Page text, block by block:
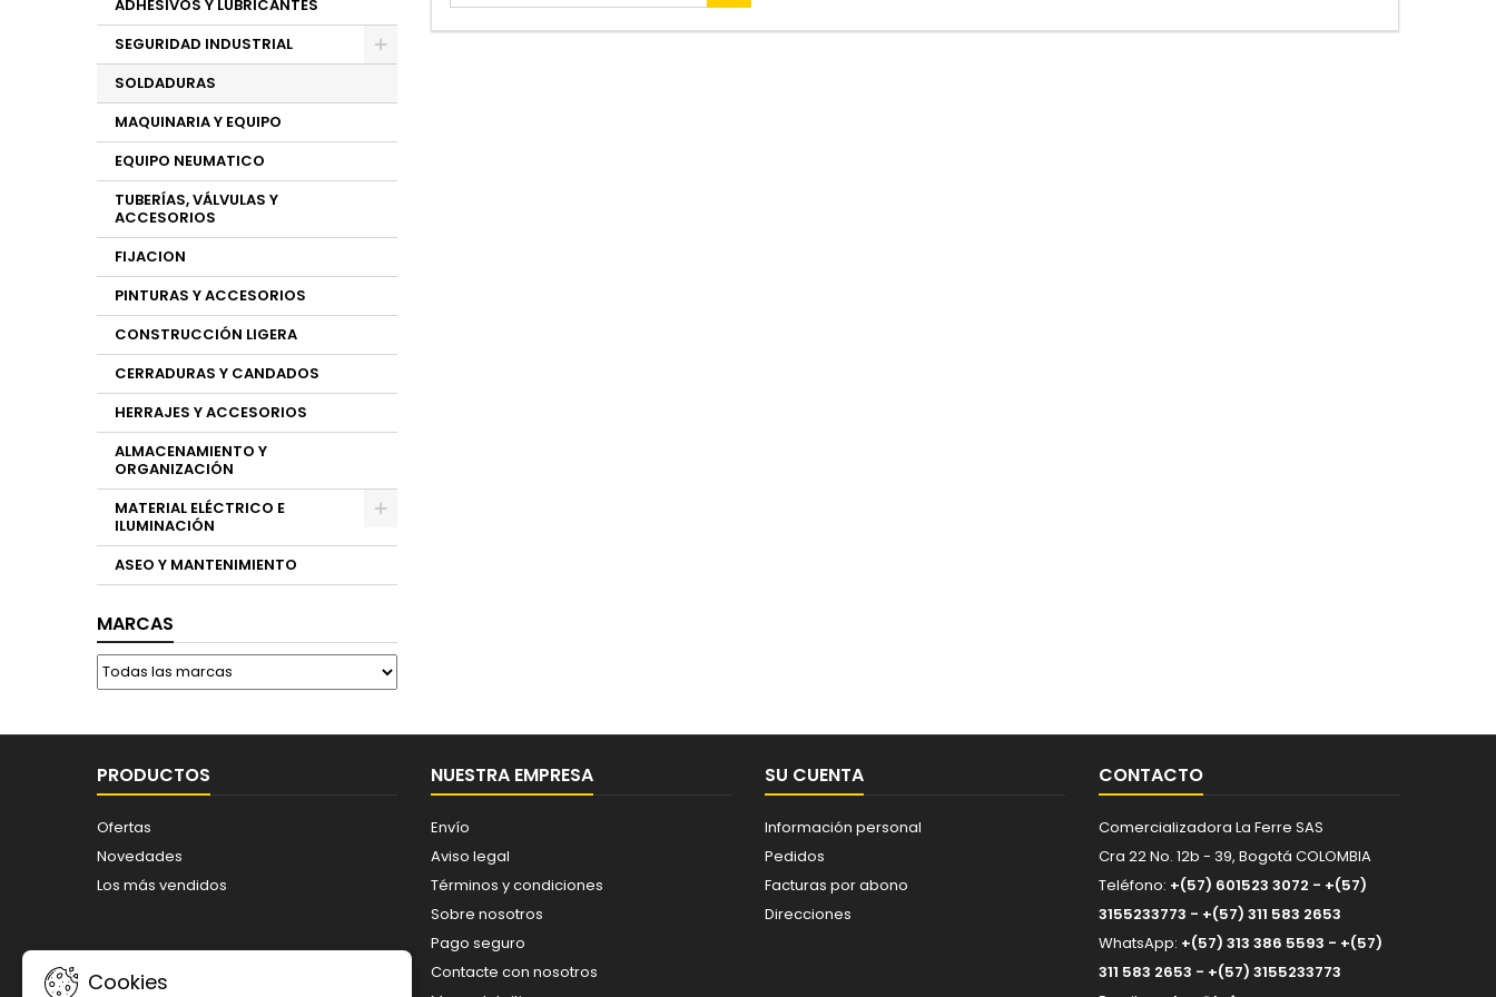
ADHESIVOS Y LUBRICANTES
SEGURIDAD INDUSTRIAL
SOLDADURAS
MAQUINARIA Y EQUIPO
EQUIPO NEUMATICO
TUBERÍAS, VÁLVULAS Y
ACCESORIOS
FIJACION
PINTURAS Y ACCESORIOS
CONSTRUCCIÓN LIGERA
CERRADURAS Y CANDADOS
HERRAJES Y ACCESORIOS
ALMACENAMIENTO Y
ORGANIZACIÓN
MATERIAL ELÉCTRICO E
ILUMINACIÓN
ASEO Y MANTENIMIENTO
MARCAS
PRODUCTOS
Ofertas
Novedades
Los más vendidos
NUESTRA EMPRESA
Envío
Aviso legal
Términos y condiciones
Sobre nosotros
Pago seguro
Contacte con nosotros
SU CUENTA
Información personal
Pedidos
Facturas por abono
Direcciones
CONTACTO
Comercializadora La Ferre SAS
Cra 22 No. 12b - 39, Bogotá COLOMBIA
Teléfono: +(57) 601523 3072 - +(57)
3155233773 - +(57) 311 583 2653
WhatsApp: +(57) 313 386 5593 - +(57)
311 583 2653 - +(57) 3155233773
Cookies